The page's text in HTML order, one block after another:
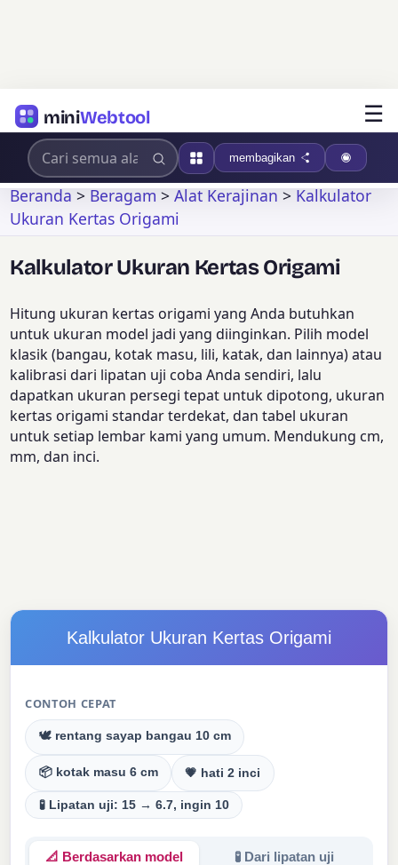
miniWebtool ☰
membagikan
Beranda>Beragam>Alat Kerajinan>Kalkulator
Ukuran Kertas Origami
Kalkulator Ukuran Kertas Origami
Hitung ukuran kertas origami yang Anda butuhkan
untuk ukuran model jadi yang diinginkan. Pilih model
klasik (bangau, kotak masu, lili, katak, dan lainnya) atau
kalibrasi dari lipatan uji coba Anda sendiri, lalu
dapatkan ukuran persegi tepat untuk dipotong, ukuran
kertas origami standar terdekat, dan tabel ukuran
untuk setiap lembar kami yang umum. Mendukung cm,
mm, dan inci.
Kalkulator Ukuran Kertas Origami
CONTOH CEPAT
🕊 rentang sayap bangau 10 cm
📦 kotak masu 6 cm 💗 hati 2 inci
🧪 Lipatan uji: 15 → 6.7, ingin 10
📐 Berdasarkan model 🧪 Dari lipatan uji